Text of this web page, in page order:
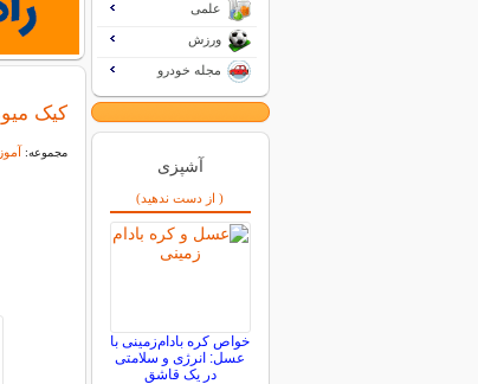
كیک
مجموعه:
علمی
ورزش
مجله خودرو
آشپزی
( از دست ندهید)
خواص کره بادام‌زمینی با
عسل: انرژی و سلامتی
در یک قاشق